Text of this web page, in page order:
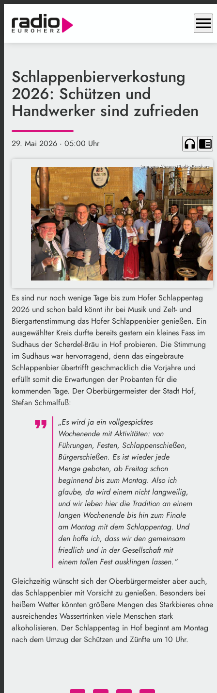
menu
Schlappenbierverkostung
2026: Schützen und
Handwerker sind zufrieden
29. Mai 2026 · 05:00 Uhr headphones chrome_reader_mode
Jermayne Abrams/Radio Euroherz
Es sind nur noch wenige Tage bis zum Hofer Schlappentag
2026 und schon bald könnt ihr bei Musik und Zelt- und
Biergartenstimmung das Hofer Schlappenbier genießen. Ein
ausgewählter Kreis durfte bereits gestern ein kleines Fass im
Sudhaus der Scherdel-Bräu in Hof probieren. Die Stimmung
im Sudhaus war hervorragend, denn das eingebraute
Schlappenbier übertrifft geschmacklich die Vorjahre und
erfüllt somit die Erwartungen der Probanten für die
kommenden Tage. Der Oberbürgermeister der Stadt Hof,
Stefan Schmalfuß:
„Es wird ja ein vollgespicktes
Wochenende mit Aktivitäten: von
Führungen, Festen, Schlappenschießen,
Bürgerschießen. Es ist wieder jede
Menge geboten, ab Freitag schon
beginnend bis zum Montag. Also ich
glaube, da wird einem nicht langweilig,
und wir leben hier die Tradition an einem
langen Wochenende bis hin zum Finale
am Montag mit dem Schlappentag. Und
den hoffe ich, dass wir den gemeinsam
friedlich und in der Gesellschaft mit
einem tollen Fest ausklingen lassen.“
Gleichzeitig wünscht sich der Oberbürgermeister aber auch,
das Schlappenbier mit Vorsicht zu genießen. Besonders bei
heißem Wetter könnten größere Mengen des Starkbieres ohne
ausreichendes Wassertrinken viele Menschen stark
alkoholisieren. Der Schlappentag in Hof beginnt am Montag
nach dem Umzug der Schützen und Zünfte um 10 Uhr.